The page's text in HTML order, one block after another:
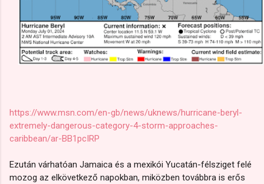
https://www.msn.com/en-gb/news/uknews/hurricane-beryl-
extremely-dangerous-category-4-storm-approaches-
caribbean/ar-BB1pcIRP
Ezután várhatóan Jamaica és a mexikói Yucatán-félsziget felé
mozog az elkövetkező napokban, miközben továbbra is erős